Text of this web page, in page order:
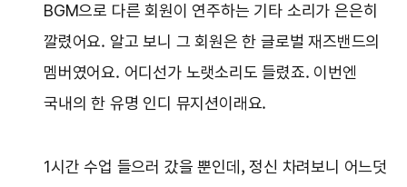
BGM으로 다른 회원이 연주하는 기타 소리가 은은히
깔렸어요. 알고 보니 그 회원은 한 글로벌 재즈밴드의
멤버였어요. 어디선가 노랫소리도 들렸죠. 이번엔
국내의 한 유명 인디 뮤지션이래요.
1시간 수업 들으러 갔을 뿐인데, 정신 차려보니 어느덧